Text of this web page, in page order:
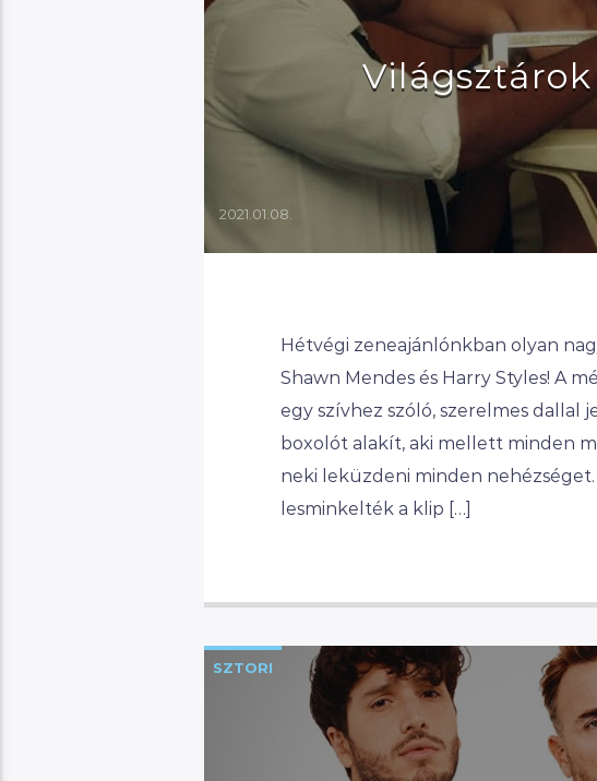
2021.01.08.
Hétvégi zeneajánlónkban olyan
Shawn Mendes és Harry Styles! A
egy szívhez szóló, szerelmes
boxolót alakít, aki mellett minden
neki leküzdeni minden
lesminkelték a klip […]
SZTORI